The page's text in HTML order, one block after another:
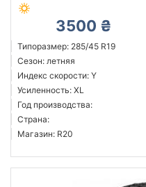
3500 ₴
Типоразмер: 285/45 R19
Сезон: летняя
Индекс скорости: Y
Усиленность: XL
Год производства:
Страна:
Магазин: R20